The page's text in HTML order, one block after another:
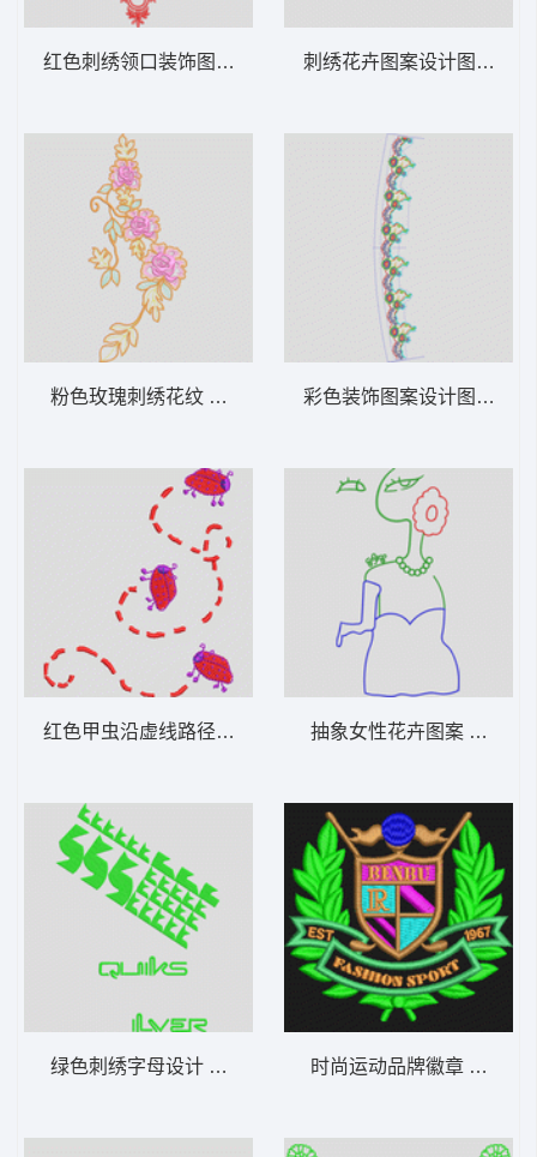
红色刺绣领口装饰图案 锁链勾状前幅
粉色玫瑰刺绣花纹 经典传统玫瑰花
红色甲虫沿虚线路径移动 曲线节点包针瓢虫
绿色刺绣字母设计 它它米抽象字母
刺绣花卉图案设计图 经典
彩色装饰图案设计图 经典
抽象女性花卉图案 美女抽
时尚运动品牌徽章 麦穗字